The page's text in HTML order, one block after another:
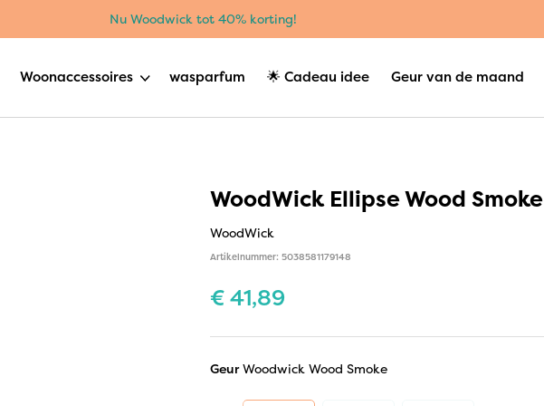
Nu Woodwick tot 40% korting!
Woonaccessoires wasparfum 🌟 Cadeau idee Geur van de maand
WoodWick Ellipse Wood Smoke
WoodWick
Artikelnummer: 5038581179148
€41,89
GeurWoodwick Wood Smoke